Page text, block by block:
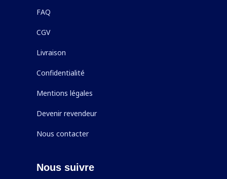
FAQ
CGV
Livraison
Confidentialité
Mentions légales
Devenir revendeur
Nous contacter
Nous suivre